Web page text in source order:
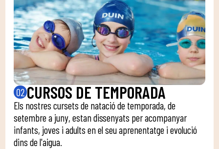
02 CURSOS DE TEMPORADA
Els nostres cursets de natació de temporada, de
setembre a juny, estan dissenyats per acompanyar
infants, joves i adults en el seu aprenentatge i evolució
dins de l'aigua.